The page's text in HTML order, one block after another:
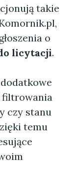
takie
o
licytacji.
filtrowania
czy stanu
temu